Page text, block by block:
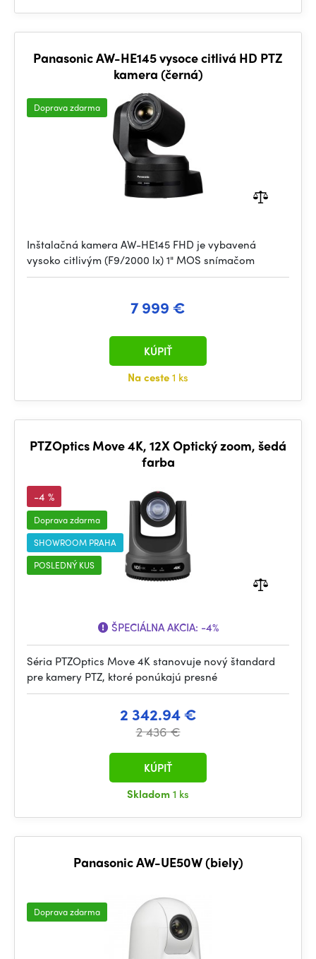
Panasonic AW-HE145 vysoce citlivá HD PTZ
kamera (černá)
Doprava zdarma
Inštalačná kamera AW-HE145 FHD je vybavená
vysoko citlivým (F9/2000 lx) 1" MOS snímačom
7 999 €
Na ceste1 ks
KÚPIŤ
PTZOptics Move 4K, 12X Optický zoom, šedá
farba
-4 %
Doprava zdarma
SHOWROOM PRAHA
POSLEDNÝ KUS
ŠPECIÁLNA AKCIA: -4%
Séria PTZOptics Move 4K stanovuje nový štandard
pre kamery PTZ, ktoré ponúkajú presné
2 342.94 €
2 436 €
Skladom1 ks
KÚPIŤ
Panasonic AW-UE50W (biely)
Doprava zdarma